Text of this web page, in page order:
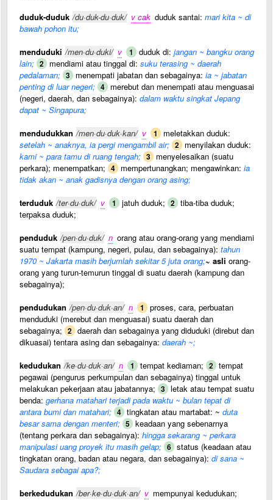
duduk-duduk /du·duk-du·duk/ v cak duduk santai: mari kita ~ di
bawah pohon itu;
menduduki /men·du·duki/ v 1 duduk di: jangan ~ bangku orang
lain; 2 mendiami atau tinggal di: suku terasing ~ daerah
pedalaman; 3 menempati jabatan dan sebagainya: ia ~ jabatan
penting di luar negeri; 4 merebut dan menempati atau menguasai
(negeri, daerah, dan sebagainya): dalam waktu singkat Jepang
dapat ~ Singapura;
mendudukkan /men·du·duk·kan/ v 1
meletakkan duduk:
setelah ~ anaknya, ia pergi mengambil air; 2 menyilakan duduk:
kami ~ para tamu di ruang tengah; 3 menyelesaikan (suatu
perkara); menempatkan; 4 mempertunangkan; mengawinkan: ia
tidak akan ~ anak gadisnya dengan orang asing;
terduduk /ter·du·duk/ v 1 jatuh duduk; 2 tiba-tiba duduk;
terpaksa duduk;
penduduk /pen·du·duk/ n orang atau orang-orang yang mendiami
suatu tempat (kampung, negeri, pulau, dan sebagainya): tahun
1970 ~ Jakarta masih berjumlah sekitar 5 juta orang;~ asli orang-
orang yang turun-temurun tinggal di suatu daerah (kampung dan
sebagainya);
pendudukan /pen·du·duk·an/ n 1 proses, cara, perbuatan
menduduki (merebut dan menguasai) suatu daerah dan
sebagainya; 2 daerah dan sebagainya yang diduduki (direbut dan
dikuasai) tentara asing dan sebagainya: daerah ~;
kedudukan /ke·du·duk·an/ n 1 tempat kediaman; 2 tempat
pegawai (pengurus perkumpulan dan sebagainya) tinggal untuk
melakukan pekerjaan atau jabatannya; 3 letak atau tempat suatu
benda: gerhana matahari terjadi pada waktu ~ bulan tepat di
antara bumi dan matahari; 4 tingkatan atau martabat: ~ duta
besar sama dengan menteri; 5 keadaan yang sebenarnya
(tentang perkara dan sebagainya): hingga sekarang ~ perkara
manipulasi uang proyek itu masih gelap; 6 status (keadaan atau
tingkatan orang, badan atau negara, dan sebagainya): di sana ~
Saudara sebagai apa?;
berkedudukan /ber·ke·du·duk·an/ v mempunyai kedudukan;